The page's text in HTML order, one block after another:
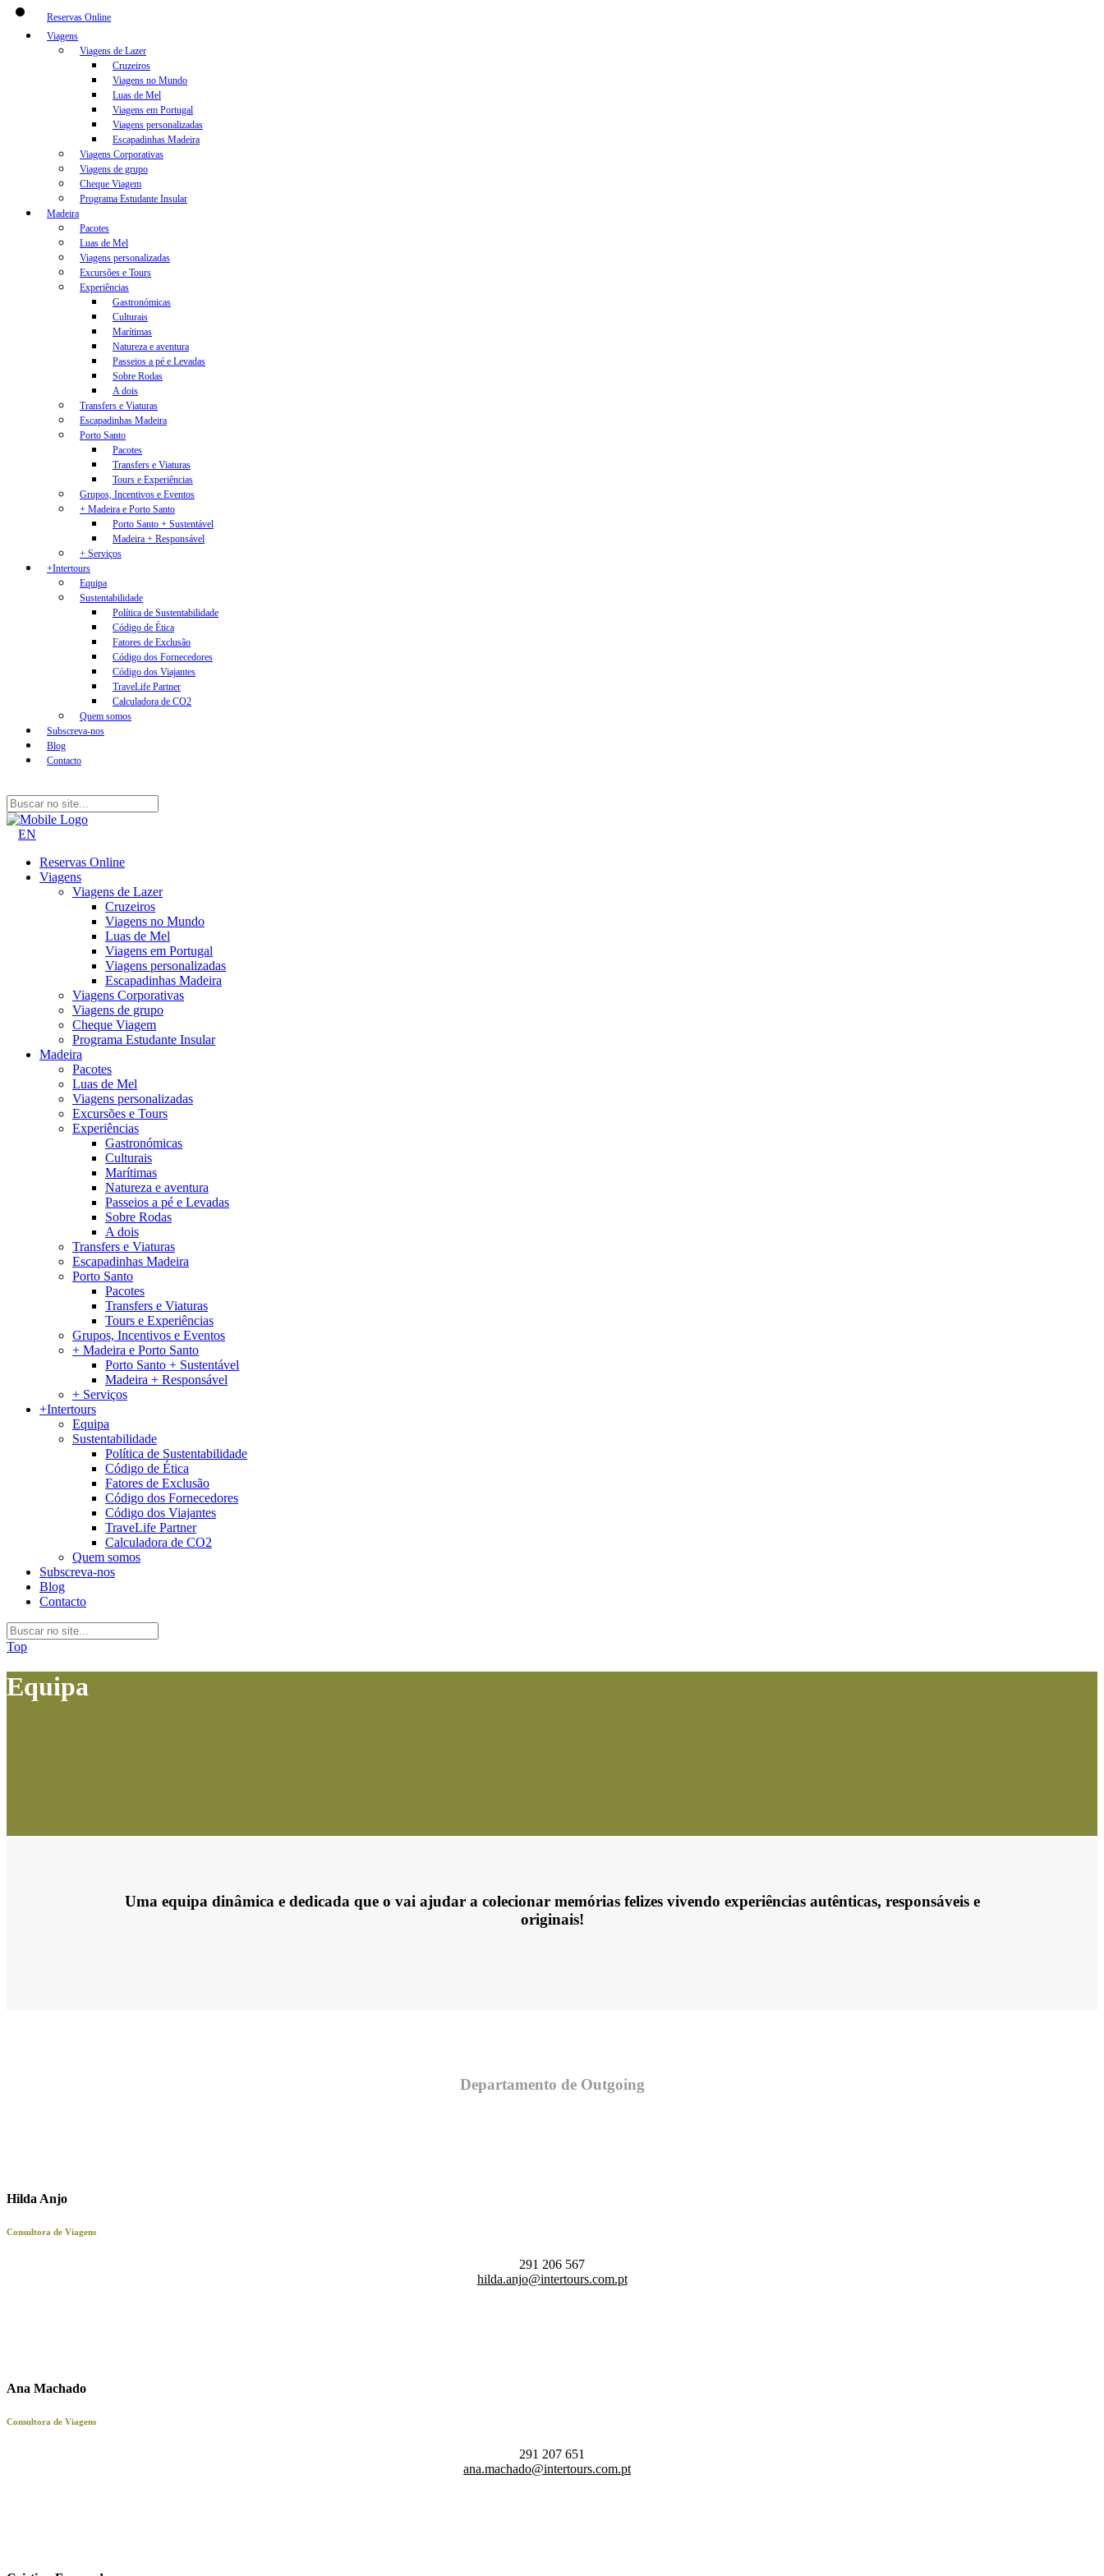
Reservas Online
Viagens
Viagens de Lazer
Cruzeiros
Viagens no Mundo
Luas de Mel
Viagens em Portugal
Viagens personalizadas
Escapadinhas Madeira
Viagens Corporativas
Viagens de grupo
Cheque Viagem
Programa Estudante Insular
Madeira
Pacotes
Luas de Mel
Viagens personalizadas
Excursões e Tours
Experiências
Gastronómicas
Culturais
Marítimas
Natureza e aventura
Passeios a pé e Levadas
Sobre Rodas
A dois
Transfers e Viaturas
Escapadinhas Madeira
Porto Santo
Pacotes
Transfers e Viaturas
Tours e Experiências
Grupos, Incentivos e Eventos
+ Madeira e Porto Santo
Porto Santo + Sustentável
Madeira + Responsável
+ Serviços
+Intertours
Equipa
Sustentabilidade
Política de Sustentabilidade
Código de Ética
Fatores de Exclusão
Código dos Fornecedores
Código dos Viajantes
TraveLife Partner
Calculadora de CO2
Quem somos
Subscreva-nos
Blog
Contacto
EN
Reservas Online
Viagens
Viagens de Lazer
Cruzeiros
Viagens no Mundo
Luas de Mel
Viagens em Portugal
Viagens personalizadas
Escapadinhas Madeira
Viagens Corporativas
Viagens de grupo
Cheque Viagem
Programa Estudante Insular
Madeira
Pacotes
Luas de Mel
Viagens personalizadas
Excursões e Tours
Experiências
Gastronómicas
Culturais
Marítimas
Natureza e aventura
Passeios a pé e Levadas
Sobre Rodas
A dois
Transfers e Viaturas
Escapadinhas Madeira
Porto Santo
Pacotes
Transfers e Viaturas
Tours e Experiências
Grupos, Incentivos e Eventos
+ Madeira e Porto Santo
Porto Santo + Sustentável
Madeira + Responsável
+ Serviços
+Intertours
Equipa
Sustentabilidade
Política de Sustentabilidade
Código de Ética
Fatores de Exclusão
Código dos Fornecedores
Código dos Viajantes
TraveLife Partner
Calculadora de CO2
Quem somos
Subscreva-nos
Blog
Contacto
Top
Equipa
Uma equipa dinâmica e dedicada que o vai ajudar a colecionar memórias felizes vivendo experiências autênticas, responsáveis e
originais!
Departamento de Outgoing
Hilda Anjo
Consultora de Viagens
291 206 567
hilda.anjo@intertours.com.pt
Ana Machado
Consultora de Viagens
291 207 651
ana.machado@intertours.com.pt